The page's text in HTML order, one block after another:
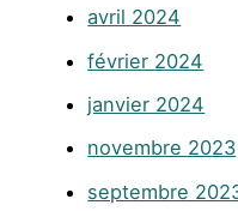
avril 2024
février 2024
janvier 2024
novembre 2023
septembre